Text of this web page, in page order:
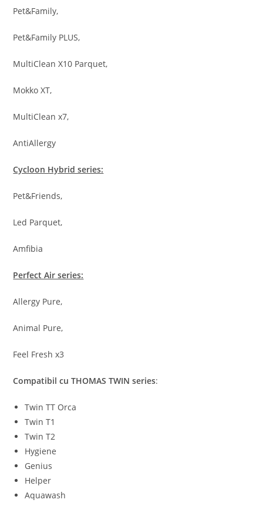
Pet&Family,
Pet&Family PLUS,
MultiClean X10 Parquet,
Mokko XT,
MultiClean x7,
AntiAllergy
Cycloon Hybrid series:
Pet&Friends,
Led Parquet,
Amfibia
Perfect Air series:
Allergy Pure,
Animal Pure,
Feel Fresh x3
Compatibil cu THOMAS TWIN series:
Twin TT Orca
Twin T1
Twin T2
Hygiene
Genius
Helper
Aquawash